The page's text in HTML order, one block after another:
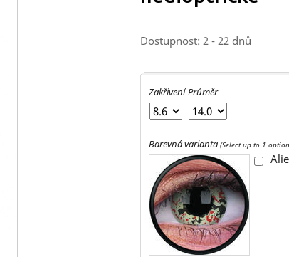
Dostupnost: 2 - 22 dnů
Zakřivení Průměr
Barevná varianta (Select up to 1